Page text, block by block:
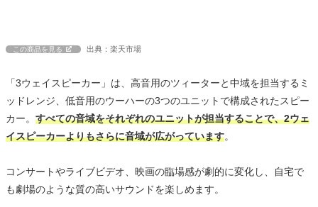
この商品を見る 出典：楽天市場
「3ウェイスピーカー」は、高音用のツィーターと中域を担当するミ
ッドレンジ、低音用のウーハーの3つのユニットで構成されたスピー
カー。 すべての音域をそれぞれのユニットが担当することで、2ウェ
イスピーカーよりもさらに音域が広がっています。
コンサートやライブビデオ、映画の臨場感が劇的に変化し、自宅で
も劇場のような質の高いサウンドを楽しめます。